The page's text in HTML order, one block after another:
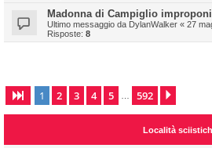
Madonna di Campiglio
Ultimo messaggio da DylanWalker « 27
Risposte: 8
Pagina di 592
1 2 3 4 5 592
Località